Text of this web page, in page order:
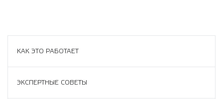
КАК ЭТО РАБОТАЕТ
ЭКСПЕРТНЫЕ СОВЕТЫ